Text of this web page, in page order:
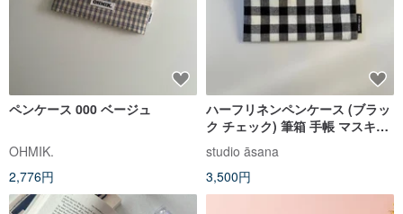
ペンケース 000 ベージュ
OHMIK.
2,776円
ハーフリネンペンケース (ブラッ
ク チェック) 筆箱 手帳 マスキン
グテープ 文房具 ステーショナリ
ー
studio āsana
3,500円